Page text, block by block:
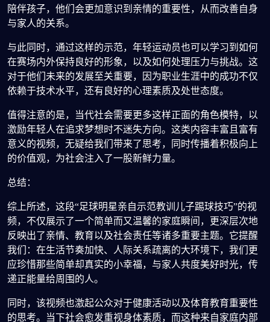
陪伴孩子，他们会更加意识到亲情的重要性，从而改善自身
与家人的关系。
与此同时，通过这样的示范，年轻运动员也可以学习到如何
在赛场内外保持良好的形象，以及如何处理压力与挑战。这
对于他们未来的发展至关重要，因为职业生涯中的成功不仅
依赖于技术水平，还有良好的心理素质及处世态度。
值得注意的是，当代社会需要更多这样正面的角色模特，以
激励年轻人在追求梦想时不迷失方向。这类内容丰富且富有
意义的视频，无疑给我们带来了思考，同时传播着积极向上
的价值观，为社会注入了一股新鲜力量。
总结：
综上所述，这段“足球明星亲自示范教训儿子踢球技巧”的视
频，不仅展示了一个简单而又温馨的家庭瞬间，更深层次地
反映出了亲情、教育以及社会责任等诸多重要主题。它提醒
我们：在生活节奏加快、人际关系疏离的大环境下，我们更
应珍惜那些简单却真实的小幸福，与家人共度美好时光，传
递正能量给周围的人。
同时，该视频也激起公众对于健康活动以及体育教育重要性
的思考。当下社会愈发重视身体素质，而这种来自家庭内部